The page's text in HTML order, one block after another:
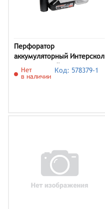
Перфоратор
аккумуляторный Интерскол
ПА-24/18В кейс (579.0.0.70)
(без АКБ и ЗУ)
Нет
в наличии
Код: 578379-1